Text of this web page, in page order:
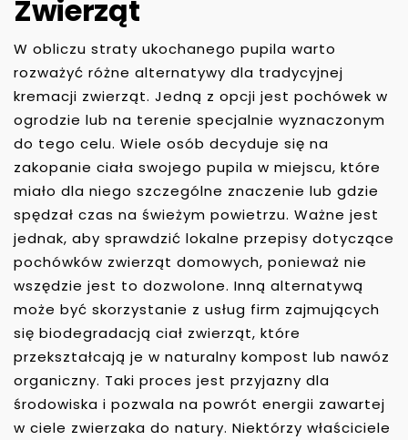
Zwierząt
W obliczu straty ukochanego pupila warto
rozważyć różne alternatywy dla tradycyjnej
kremacji zwierząt. Jedną z opcji jest pochówek w
ogrodzie lub na terenie specjalnie wyznaczonym
do tego celu. Wiele osób decyduje się na
zakopanie ciała swojego pupila w miejscu, które
miało dla niego szczególne znaczenie lub gdzie
spędzał czas na świeżym powietrzu. Ważne jest
jednak, aby sprawdzić lokalne przepisy dotyczące
pochówków zwierząt domowych, ponieważ nie
wszędzie jest to dozwolone. Inną alternatywą
może być skorzystanie z usług firm zajmujących
się biodegradacją ciał zwierząt, które
przekształcają je w naturalny kompost lub nawóz
organiczny. Taki proces jest przyjazny dla
środowiska i pozwala na powrót energii zawartej
w ciele zwierzaka do natury. Niektórzy właściciele